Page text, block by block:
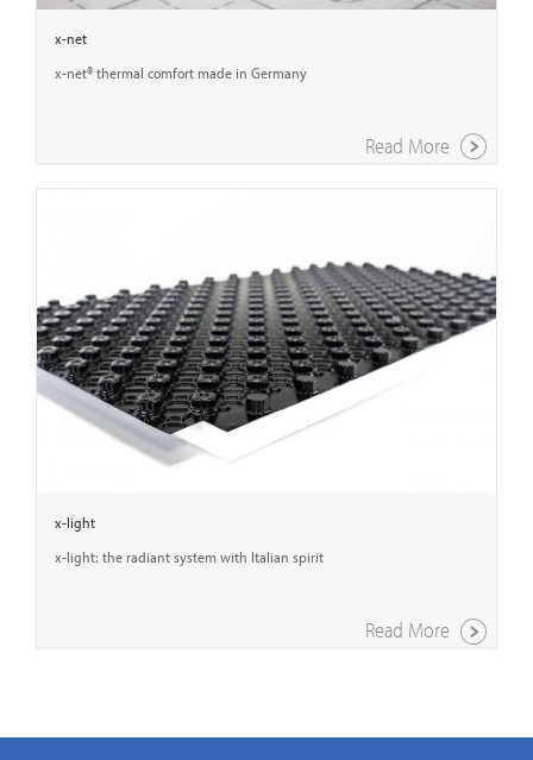
x-net
x-net® thermal comfort made in Germany
Read More
x-light
x-light: the radiant system with Italian spirit
Read More